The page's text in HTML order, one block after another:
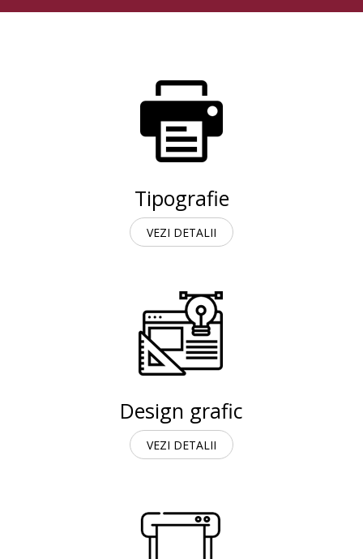
Tipografie
VEZI DETALII
Design grafic
VEZI DETALII